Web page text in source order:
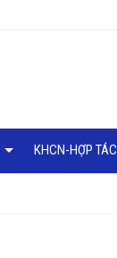
KHCN-HỢP TÁC